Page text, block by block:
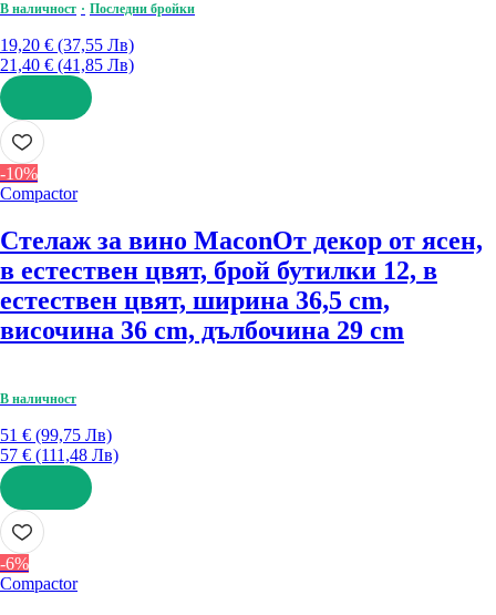
В наличност
Последни бройки
19,20 € (37,55 Лв)
21,40 € (41,85 Лв)
ДОБАВИ
-10%
Compactor
Стелаж за вино MaconОт декор от ясен,
в естествен цвят, брой бутилки 12, в
естествен цвят, ширина 36,5 cm,
височина 36 cm, дълбочина 29 cm
В наличност
51 € (99,75 Лв)
57 € (111,48 Лв)
ДОБАВИ
-6%
Compactor